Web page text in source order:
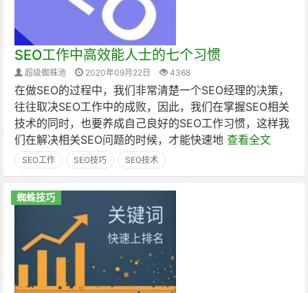
SEO工作中高效能人士的七个习惯
超级蜘蛛池 2020年09月22日 4368
在做SEO的过程中，我们非常清楚一个SEO经理的决策，
往往取决SEO工作中的成败，因此，我们在掌握SEO相关
技术的同时，也要养成自己良好的SEO工作习惯，这样我
们在解决相关SEO问题的时候，才能快速地 查看全文
SEO工作 SEO技巧 SEO技术
蜘蛛技巧